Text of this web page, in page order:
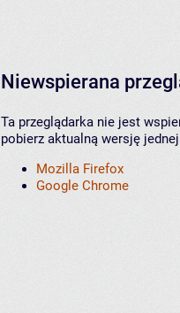
Niewspierana
Ta przeglądarka nie jest
pobierz aktualną wersję
Mozilla Firefox
Google Chrome